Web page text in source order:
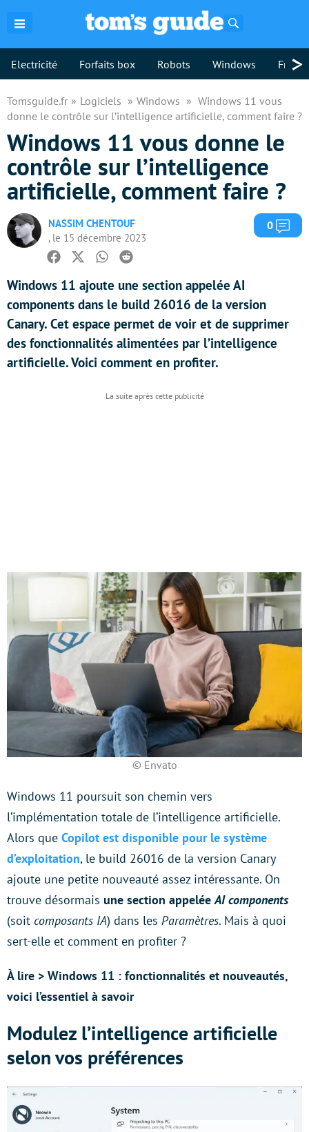
Electricité Forfaits box Robots Windows >
Tomsguide.fr Logiciels Windows
Windows 11 vous
donne le contrôle sur l’intelligence artificielle, comment faire ?
Windows 11 vous donne le
contrôle sur l’intelligence
artificielle, comment faire ?
NASSIM CHENTOUF
, le 15 décembre 2023
0
Facebook
TwitterWhatsapp
Reddit
Windows 11 ajoute une section appelée AI
components dans le build 26016 de la version
Canary. Cet espace permet de voir et de supprimer
des fonctionnalités alimentées par l’intelligence
artificielle. Voici comment en profiter.
© Envato
Windows 11 poursuit son chemin vers
l’implémentation totale de l’intelligence artificielle.
Alors que Copilot est disponible pour le système
d’exploitation, le build 26016 de la version Canary
ajoute une petite nouveauté assez intéressante. On
trouve désormais une section appelée AI components
(soit composants IA) dans les Paramètres. Mais à quoi
sert-elle et comment en profiter ?
À lire > Windows 11 : fonctionnalités et nouveautés,
voici l’essentiel à savoir
Modulez l’intelligence artificielle
selon vos préférences